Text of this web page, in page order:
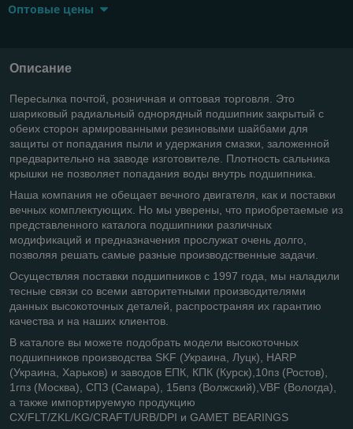
Оптовые цены
Описание
Пересылка почтой, розничная и оптовая торговля. Это
шариковый радиальный однорядный подшипник закрытый с
обеих сторон армированными резиновыми шайбами для
защиты от попадания пыли и удержания смазки, заложенной
предварительно на заводе изготовителе. Плотность сальника
крышки не позволяет попадания воды внутрь подшипника.
Наша компания не обещает вечного двигателя, как и поставки
вечных комплектующих. Но мы уверены, что приобретаемые из
представленного каталога подшипники различных
модификаций и предназначения прослужат очень долго,
позволяя решать самые разные производственные задачи.
Осуществляя поставки подшипников с 1997 года, мы наладили
тесные связи со всеми авторитетными производителями
данных высокоточных деталей, распространяя их гарантию
качества и на наших клиентов.
В каталоге вы можете подобрать модели высокоточных
подшипников производства SKF (Украина, Луцк), HARP
(Украина, Харьков) и заводов ЕПК, КПК (Курск),10пз (Ростов),
1гпз (Москва), СПЗ (Самара), 15впз (Волжский),VBF (Вологда),
а также импортируемую продукцию
CX/FLT/ZKL /KG/CRAFT/URB/DPI и GAMET BEARINGS